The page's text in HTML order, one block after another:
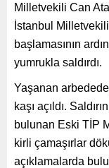
Milletvekili Can
İstanbul Milletvekili
başlamasının
yumrukla saldırdı.
Yaşanan
kaşı açıldı.
bulunan Eski TİP
kirli çamaşırlar
açıklamalarda